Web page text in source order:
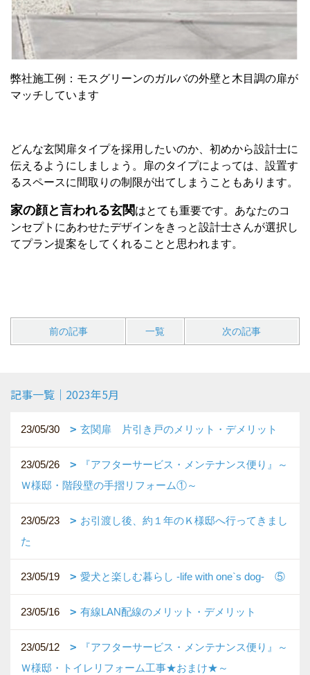
弊社施工例：モスグリーンのガルバの外壁と木目調の扉が
マッチしています
どんな玄関扉タイプを採用したいのか、初めから設計士に
伝えるようにしましょう。扉のタイプによっては、設置す
るスペースに間取りの制限が出てしまうこともあります。
家の顔と言われる玄関はとても重要です。あなたのコ
ンセプトにあわせたデザインをきっと設計士さんが選択し
てプラン提案をしてくれることと思われます。
前の記事 一覧 次の記事
記事一覧｜2023年5月
23/05/30 玄関扉 片引き戸のメリット・デメリット
23/05/26
『アフターサービス・メンテナンス便り』～
Ｗ様邸・階段壁の手摺リフォーム①～
23/05/23
お引渡し後、約１年のＫ様邸へ行ってきまし
た
23/05/19 愛犬と楽しむ暮らし ‐life with one`s dog‐ ⑤
23/05/16 有線LAN配線のメリット・デメリット
23/05/12
『アフターサービス・メンテナンス便り』～
Ｗ様邸・トイレリフォーム工事★おまけ★～